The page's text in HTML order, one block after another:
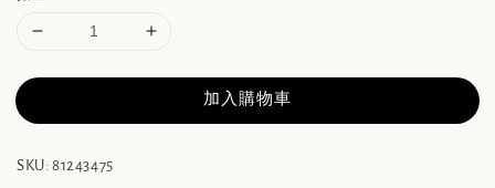
加入購物車
SKU: 81243475